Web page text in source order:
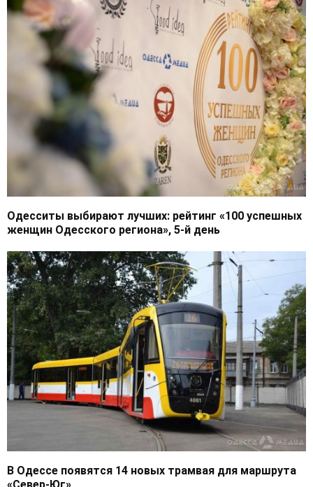
Одесситы выбирают лучших: рейтинг «100 успешных
женщин Одесского региона», 5-й день
В Одессе появятся 14 новых трамвая для маршрута